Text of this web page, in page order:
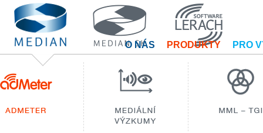
O NÁS PRODUKTY PRO